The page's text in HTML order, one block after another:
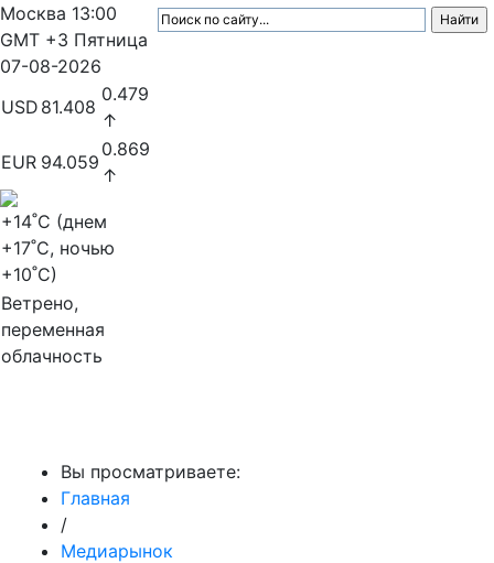
Москва 13:00
GMT +3 Пятница
07-08-2026
USD 81.408
0.479
↑
EUR 94.059
0.869
↑
+14˚C (днем
+17˚C, ночью
+10˚C)
Ветрено,
переменная
облачность
Вы просматриваете:
Главная
/
Медиарынок